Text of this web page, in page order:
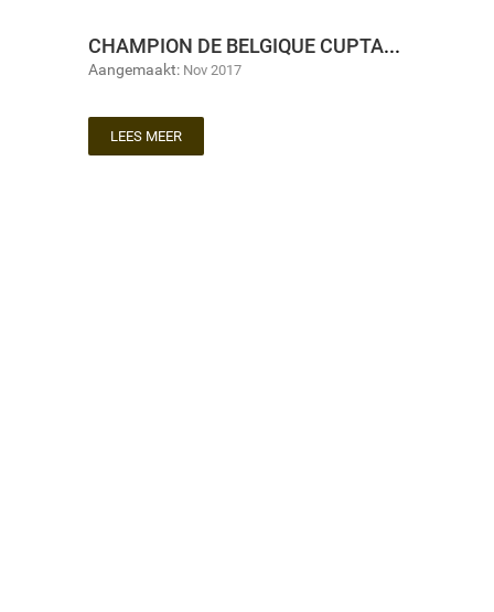
CHAMPION DE BELGIQUE CUPTASTING 2017-2018
Aangemaakt: Nov 2017
LEES MEER